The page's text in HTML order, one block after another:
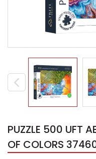
PUZZLE 500 UFT
OF COLORS